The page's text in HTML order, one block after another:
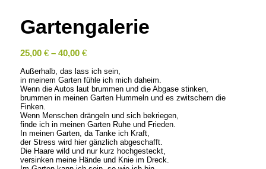
Gartengalerie
25,00 €– 40,00 €
Außerhalb, das lass ich sein,
in meinem Garten fühle ich mich daheim.
Wenn die Autos laut brummen und die Abgase stinken,
brummen in meinen Garten Hummeln und es zwitschern die
Finken.
Wenn Menschen drängeln und sich bekriegen,
finde ich in meinen Garten Ruhe und Frieden.
In meinen Garten, da Tanke ich Kraft,
der Stress wird hier gänzlich abgeschafft.
Die Haare wild und nur kurz hochgesteckt,
versinken meine Hände und Knie im Dreck.